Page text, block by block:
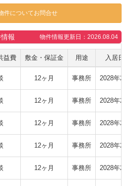
件についてお問合せ
報 物件情報更新日：2026.08.04
益費 敷金・保証金 用途 入居日
12ヶ月 事務所 2028年2
12ヶ月 事務所 2028年2
12ヶ月 事務所 2028年2
12ヶ月 事務所 2028年2
12ヶ月 事務所 2028年2